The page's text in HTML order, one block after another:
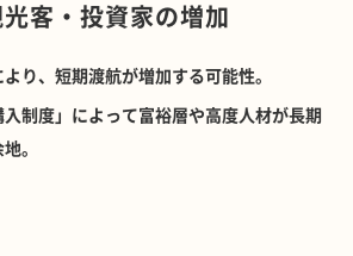
客・投資家の増加
り、短期渡航が増加する可能性。
入制度」によって富裕層や高度人材が長期
。